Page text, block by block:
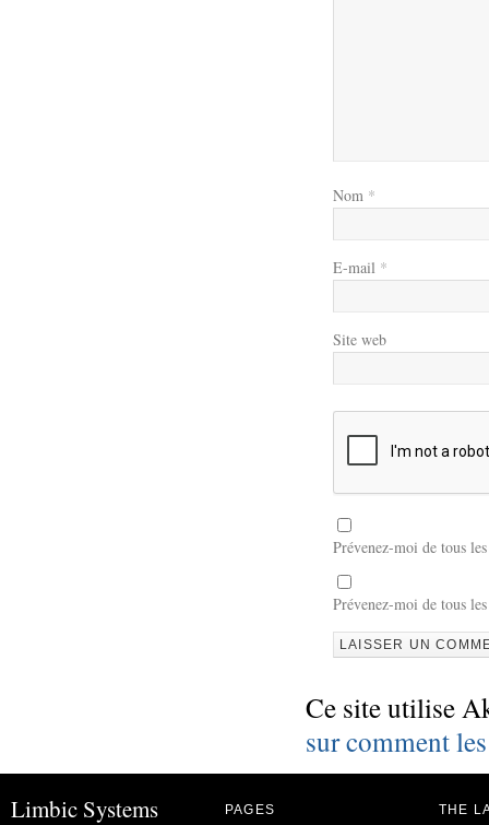
Nom *
E-mail *
Site web
Prévenez-moi de tous
Prévenez-moi de tous
Ce site utilise
sur comment
Limbic Systems PAGES THE